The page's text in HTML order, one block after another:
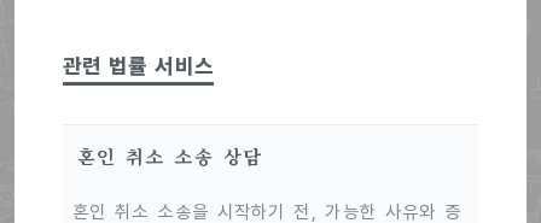
관련 법률 서비스
혼인 취소 소송 상담
혼인 취소 소송을 시작하기 전, 가능한 사유와 증